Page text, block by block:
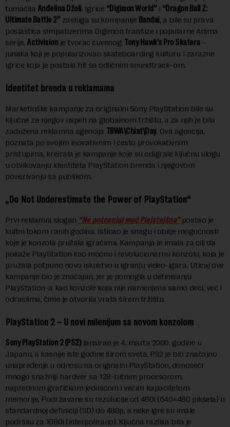
tumačila Anđelina Džoli. Igrice “Digimon World” i “Dragon Ball Z:
Ultimate Battle 2” zasluga su kompanije Bandai, a bile su prava
poslastica simpatizerima Digimon franšize i popularne Anima
serije. Activision je tvorac čuvenog: Tony Hawk’s Pro Skatera–
junaka koji je popularizovao skateboarding kulturu i zarazne
igrice koja je postala hit sa odličnim soundtrack-om.
Identitet brenda u reklamama
Marketinške kampanje za originalni Sony PlayStation bile su
ključne za njegov uspeh na globalnom tržištu, a za njih je bila
zadužena reklamna agencija TBWA\Chiat\Day. Ova agencija,
poznata po svojim inovativnim i često provokativnim
pristupima, kreirala je kampanje koje su odigrale ključnu ulogu
u oblikovanju identiteta PlayStation brenda i njegovom
povezivanju sa publikom.
„Do Not Underestimate the Power of PlayStation“
Prvi reklamni slogan “Ne potcenjuj moć Plejstejšna”postao je
kultni tokom ranih godina. Isticao je snagu i obilje mogućnosti
koje je konzola pružala igračima. Kampanja je imala za cilj da
pokaže PlayStation kao moćnu i revolucionarnu konzolu, koja je
pružala potpuno novo iskustvo u igranju video-igara. Uticaj ove
kampanje bio je značajan, jer je pomogla u definisanju
PlayStation-a kao konzole koja nije namenjena samo deci, već i
odraslima, čime je otvorila vrata širem tržištu.
PlayStation 2 – U novi milenijum sa novom konzolom
Sony PlayStation 2 (PS2) lansiran je 4. marta 2000. godine u
Japanu, a kasnije iste godine širom sveta. PS2 je bio značajno
unapređenje u odnosu na originalni PlayStation, donoseći
mnogo snažniji hardver sa 128-bitnim procesorom,
naprednom grafičkom jedinicom i većim kapacitetom
memorije. Podržavane su rezolucije od 480i (640×480 piksela) u
standardnoj definiciji (SD) do 480p, a neke igre su imale
podršku za 1080i (interpolirano). Ključna razlika bila je